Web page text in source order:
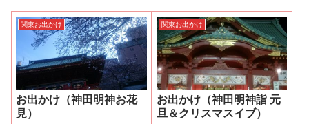
関東お出かけ
お出かけ（神田明神お花
見）
関東お出かけ
お出かけ（神田明神詣 元
旦＆クリスマスイブ）